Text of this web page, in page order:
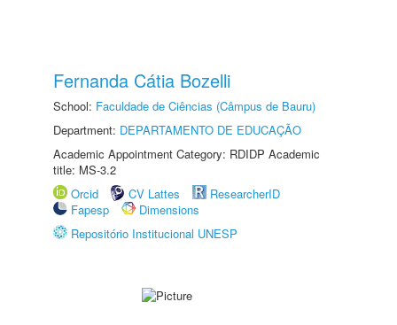
Fernanda Cátia Bozelli
School: Faculdade de Ciências (Câmpus de Bauru)
Department: DEPARTAMENTO DE EDUCAÇÃO
Academic Appointment Category: RDIDP Academic
title: MS-3.2
Orcid
CV Lattes
ResearcherID
Fapesp
Dimensions
Repositório Institucional UNESP